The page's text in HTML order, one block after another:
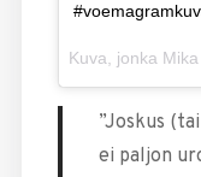
Kuva, jonka
”Joskus
ei paljon